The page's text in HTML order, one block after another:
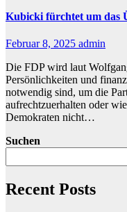
Kubicki fürchtet um das
Februar 8, 2025 admin
Die FDP wird laut
Persönlichkeiten und
notwendig sind, um die
aufrechtzuerhalten oder
Demokraten nicht…
Suchen
Recent Posts